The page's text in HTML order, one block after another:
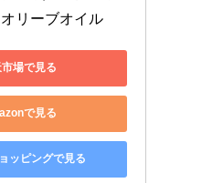
リーブオイル
場で見る
で見る
ッピングで見る